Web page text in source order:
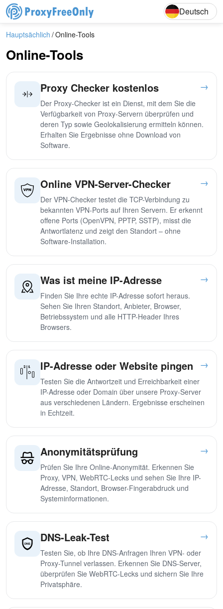
EnglishDeutsch
Deutsch
Hauptsächlich Online-Tools
Online-Tools
Proxy Checker kostenlos →
Der Proxy-Checker ist ein Dienst, mit dem Sie die
Verfügbarkeit von Proxy-Servern überprüfen und
deren Typ sowie Geolokalisierung ermitteln können.
Erhalten Sie Ergebnisse ohne Download von
Software.
Online VPN-Server-Checker →
Der VPN-Checker testet die TCP-Verbindung zu
bekannten VPN-Ports auf Ihren Servern. Er erkennt
offene Ports (OpenVPN, PPTP, SSTP), misst die
Antwortlatenz und zeigt den Standort – ohne
Software-Installation.
Was ist meine IP-Adresse →
Finden Sie Ihre echte IP-Adresse sofort heraus.
Sehen Sie Ihren Standort, Anbieter, Browser,
Betriebssystem und alle HTTP-Header Ihres
Browsers.
IP-Adresse oder Website pingen →
Testen Sie die Antwortzeit und Erreichbarkeit einer
IP-Adresse oder Domain über unsere Proxy-Server
aus verschiedenen Ländern. Ergebnisse erscheinen
in Echtzeit.
Anonymitätsprüfung →
Prüfen Sie Ihre Online-Anonymität. Erkennen Sie
Proxy, VPN, WebRTC-Lecks und sehen Sie Ihre IP-
Adresse, Standort, Browser-Fingerabdruck und
Systeminformationen.
DNS-Leak-Test →
Testen Sie, ob Ihre DNS-Anfragen Ihren VPN- oder
Proxy-Tunnel verlassen. Erkennen Sie DNS-Server,
überprüfen Sie WebRTC-Lecks und sichern Sie Ihre
Privatsphäre.